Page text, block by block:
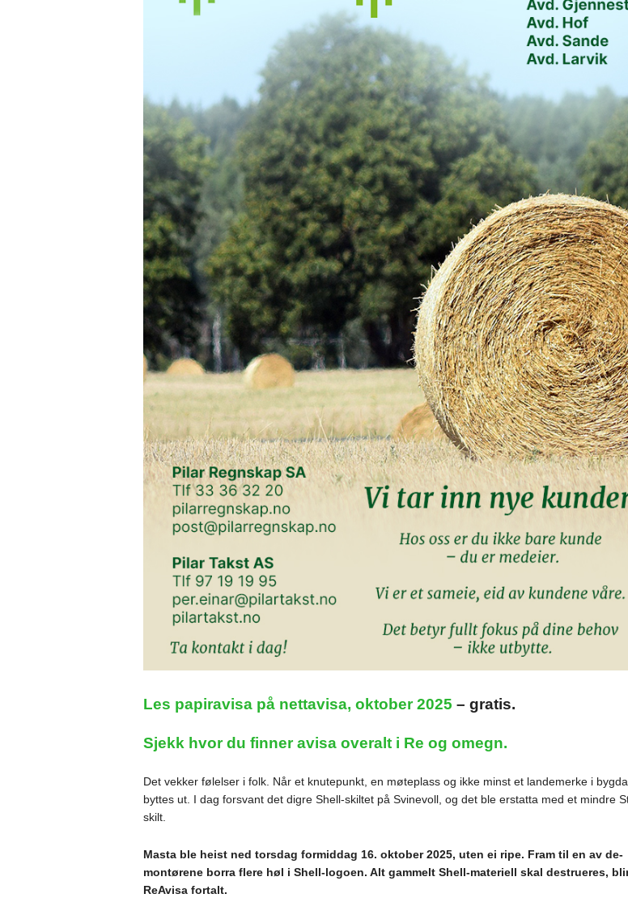
Les papiravisa på nettavisa, oktober 2025 – gratis.
Sjekk hvor du finner avisa overalt i Re og omegn.
Det vekker følelser i folk. Når et knutepunkt, en møteplass og ikke minst et landemerke i bygda,
byttes ut. I dag forsvant det digre Shell-skiltet på Svinevoll, og det ble erstatta med et mindre
skilt.
Masta ble heist ned torsdag formiddag 16. oktober 2025, uten ei ripe. Fram til en av de-
montørene borra flere høl i Shell-logoen. Alt gammelt Shell-materiell skal destrueres,
ReAvisa fortalt.